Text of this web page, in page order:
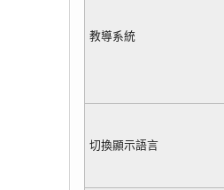
教導系統
切換顯示語言